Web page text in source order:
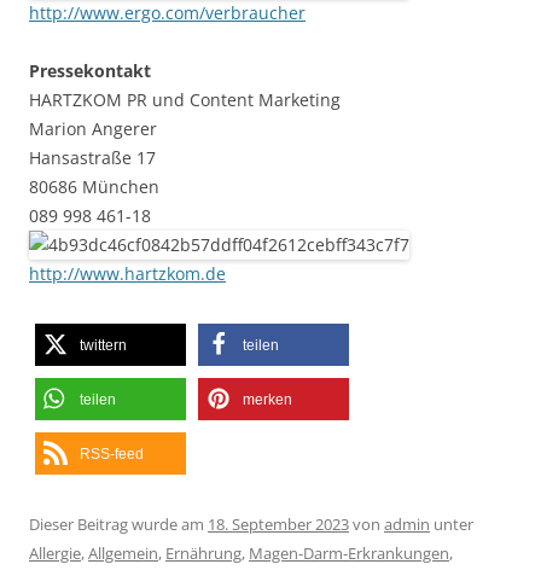
http://www.ergo.com/verbraucher
Pressekontakt
HARTZKOM PR und Content Marketing
Marion Angerer
Hansastraße 17
80686 München
089 998 461-18
http://www.hartzkom.de
twittern teilen
teilen merken
RSS-feed
Dieser Beitrag wurde am 18. September 2023von admin unter
Allergie,Allgemein, Ernährung, Magen-Darm-Erkrankungen,